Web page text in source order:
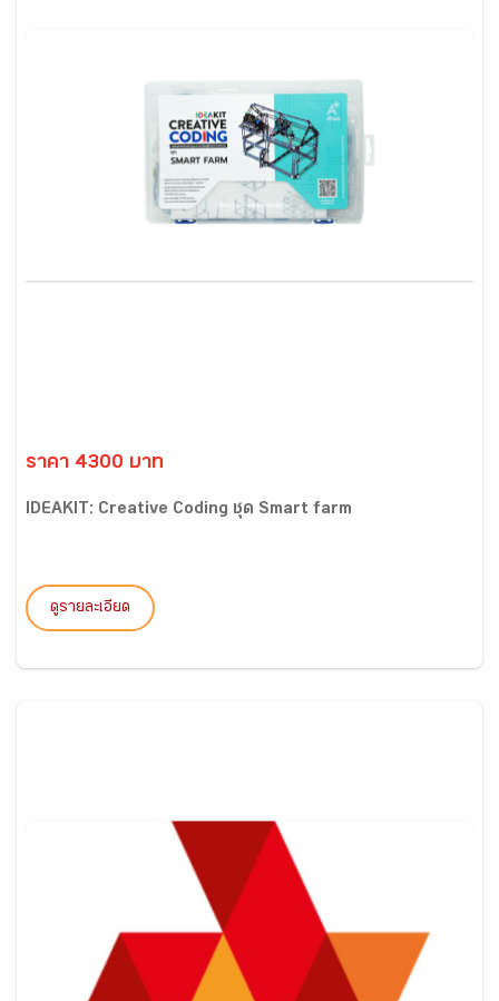
ราคา 4300 บาท
IDEAKIT: Creative Coding ชุด Smart farm
ดูรายละเอียด